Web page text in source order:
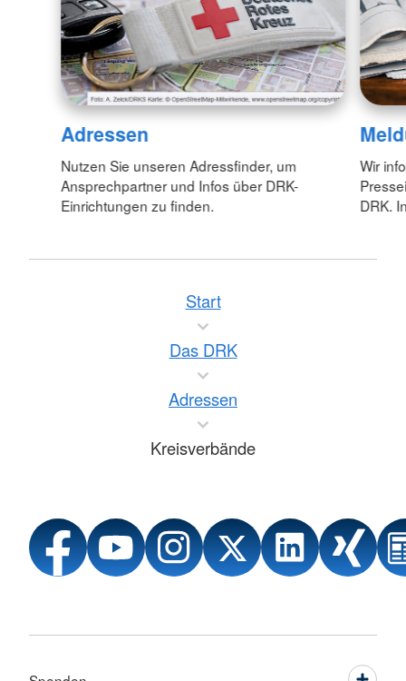
Adressen
Nutzen Sie unseren Adressfinder, um
Ansprechpartner und Infos über DRK-
Einrichtungen zu finden.
Wir
DRK.
Start
Das DRK
Adressen
Kreisverbände